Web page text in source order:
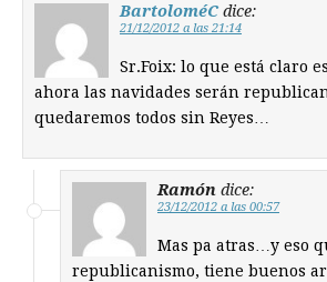
BartoloméC dice:
21/12/2012 a las 21:14
Sr.Foix: lo que está claro
ahora las navidades serán
quedaremos todos sin Reyes…
Ramón dice:
23/12/2012 a las 00:57
Mas pa atras…y eso
republicanismo, tiene buenos